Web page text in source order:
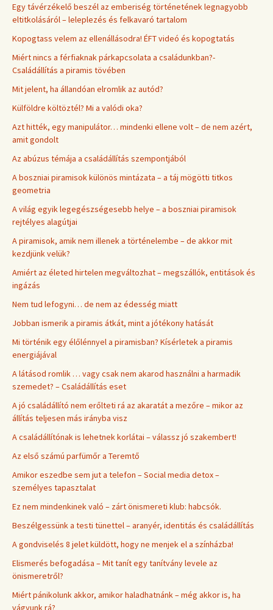
Egy távérzékelő beszél az emberiség történetének legnagyobb
eltitkolásáról – leleplezés és felkavaró tartalom
Kopogtass velem az ellenállásodra! ÉFT videó és kopogtatás
Miért nincs a férfiaknak párkapcsolata a családunkban?-
Családállítás a piramis tövében
Mit jelent, ha állandóan elromlik az autód?
Külföldre költöztél? Mi a valódi oka?
Azt hitték, egy manipulátor… mindenki ellene volt – de nem azért,
amit gondolt
Az abúzus témája a családállítás szempontjából
A boszniai piramisok különös mintázata – a táj mögötti titkos
geometria
A világ egyik legegészségesebb helye – a boszniai piramisok
rejtélyes alagútjai
A piramisok, amik nem illenek a történelembe – de akkor mit
kezdjünk velük?
Amiért az életed hirtelen megváltozhat – megszállók, entitások és
ingázás
Nem tud lefogyni… de nem az édesség miatt
Jobban ismerik a piramis átkát, mint a jótékony hatását
Mi történik egy élőlénnyel a piramisban? Kísérletek a piramis
energiájával
A látásod romlik … vagy csak nem akarod használni a harmadik
szemedet? – Családállítás eset
A jó családállító nem erőlteti rá az akaratát a mezőre – mikor az
állítás teljesen más irányba visz
A családállítónak is lehetnek korlátai – válassz jó szakembert!
Az első számú parfümőr a Teremtő
Amikor eszedbe sem jut a telefon – Social media detox –
személyes tapasztalat
Ez nem mindenkinek való – zárt önismereti klub: habcsók.
Beszélgessünk a testi tünettel – aranyér, identitás és családállítás
A gondviselés 8 jelet küldött, hogy ne menjek el a színházba!
Elismerés befogadása – Mit tanít egy tanítvány levele az
önismeretről?
Miért pánikolunk akkor, amikor haladhatnánk – még akkor is, ha
vágyunk rá?